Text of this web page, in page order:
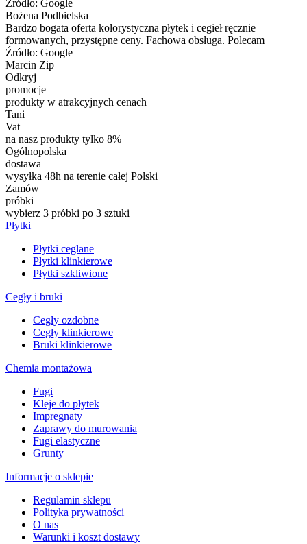
Źródło: Google
Bożena Podbielska
Bardzo bogata oferta kolorystyczna płytek i cegieł ręcznie
formowanych, przystępne ceny. Fachowa obsługa. Polecam
Źródło: Google
Marcin Zip
Odkryj
promocje
produkty w atrakcyjnych cenach
Tani
Vat
na nasz produkty tylko 8%
Ogólnopolska
dostawa
wysyłka 48h na terenie całej Polski
Zamów
próbki
wybierz 3 próbki po 3 sztuki
Płytki
Płytki ceglane
Płytki klinkierowe
Płytki szkliwione
Cegły i bruki
Cegły ozdobne
Cegły klinkierowe
Bruki klinkierowe
Chemia montażowa
Fugi
Kleje do płytek
Impregnaty
Zaprawy do murowania
Fugi elastyczne
Grunty
Informacje o sklepie
Regulamin sklepu
Polityka prywatności
O nas
Warunki i koszt dostawy